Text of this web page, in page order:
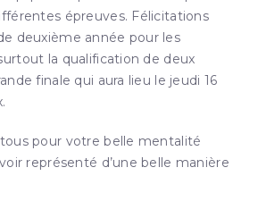
épreuves. Félicitations
deuxième année pour les
la qualification de deux
finale qui aura lieu le jeudi 16
pour votre belle mentalité
représenté d’une belle manière